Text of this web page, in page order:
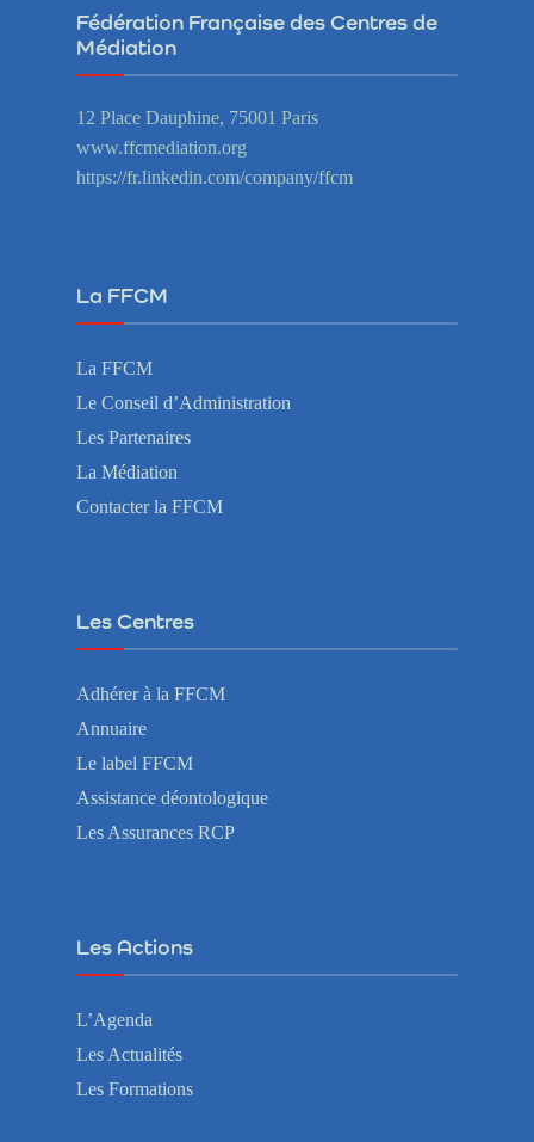
Fédération Française des Centres de
Médiation
12 Place Dauphine, 75001 Paris
www.ffcmediation.org
https://fr.linkedin.com/company/ffcm
La FFCM
La FFCM
Le Conseil d’Administration
Les Partenaires
La Médiation
Contacter la FFCM
Les Centres
Adhérer à la FFCM
Annuaire
Le label FFCM
Assistance déontologique
Les Assurances RCP
Les Actions
L’Agenda
Les Actualités
Les Formations